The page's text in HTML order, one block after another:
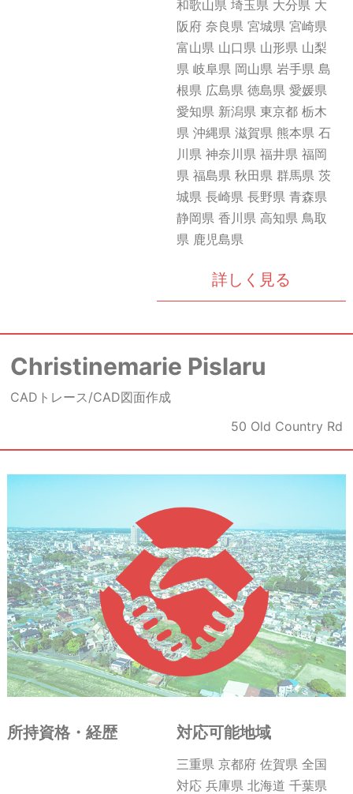
和歌山県 埼玉県 大分県 大
阪府 奈良県 宮城県 宮崎県
富山県 山口県 山形県 山梨
県 岐阜県 岡山県 岩手県 島
根県 広島県 徳島県 愛媛県
愛知県 新潟県 東京都 栃木
県 沖縄県 滋賀県 熊本県 石
川県 神奈川県 福井県 福岡
県 福島県 秋田県 群馬県 茨
城県 長崎県 長野県 青森県
静岡県 香川県 高知県 鳥取
県 鹿児島県
詳しく見る
Christinemarie Pislaru
CADトレース/CAD図面作成
50 Old Country Rd
所持資格・経歴 対応可能地域
三重県 京都府 佐賀県 全国
対応 兵庫県 北海道 千葉県